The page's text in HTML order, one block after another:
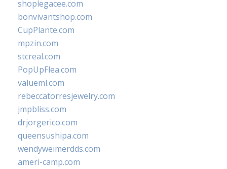
shoplegacee.com
bonvivantshop.com
CupPlante.com
mpzin.com
stcreal.com
PopUpFlea.com
valueml.com
rebeccatorresjewelry.com
jmpbliss.com
drjorgerico.com
queensushipa.com
wendyweimerdds.com
ameri-camp.com